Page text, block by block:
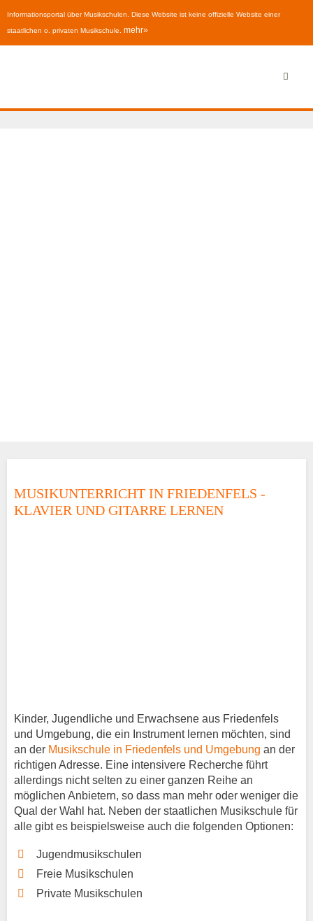
Informationsportal über Musikschulen. Diese Website ist keine offizielle Website einer
staatlichen o. privaten Musikschule. mehr»
MUSIKUNTERRICHT IN FRIEDENFELS -
KLAVIER UND GITARRE LERNEN
Kinder, Jugendliche und Erwachsene aus Friedenfels
und Umgebung, die ein Instrument lernen möchten, sind
an der Musikschule in Friedenfels und Umgebung an der
richtigen Adresse. Eine intensivere Recherche führt
allerdings nicht selten zu einer ganzen Reihe an
möglichen Anbietern, so dass man mehr oder weniger die
Qual der Wahl hat. Neben der staatlichen Musikschule für
alle gibt es beispielsweise auch die folgenden Optionen:
Jugendmusikschulen
Freie Musikschulen
Private Musikschulen